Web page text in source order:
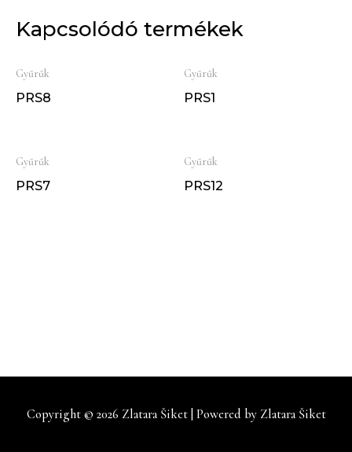
Kapcsolódó termékek
Gyűrűk
PRS8
Gyűrűk
PRS1
Gyűrűk
PRS7
Gyűrűk
PRS12
Copyright © 2026 Zlatara Šiket| Powered by Zlatara Šiket